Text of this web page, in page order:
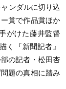
ンダルに切り込
賞で作品賞ほか
がけた藤井監督
く『新聞記者』
の記者・松田杏
題の真相に踏み